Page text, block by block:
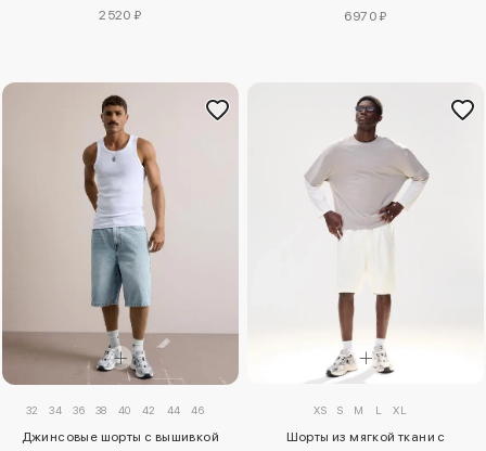
2520 ₽
6970 ₽
32 34 36 38 40 42 44 46
Джинсовые шорты с вышивкой
XS S M L XL
Шорты из мягкой ткани с